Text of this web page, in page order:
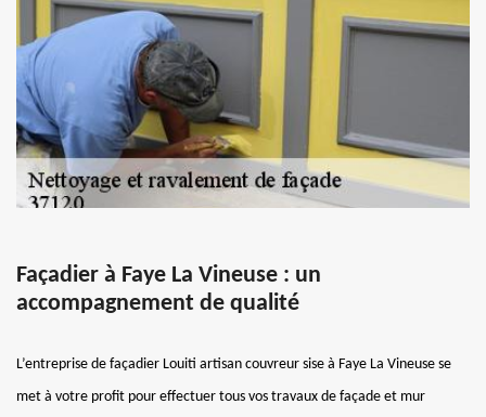
Façadier à Faye La Vineuse : un
accompagnement de qualité
L’entreprise de façadier Louiti artisan couvreur sise à Faye La Vineuse se
met à votre profit pour effectuer tous vos travaux de façade et mur